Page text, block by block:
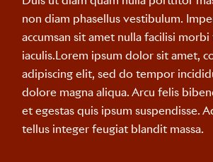
non diam phasellus vestibulum.
accumsan sit amet nulla facilisi
iaculis.Lorem ipsum dolor sit amet,
adipiscing elit, sed do tempor
dolore magna aliqua. Arcu felis
et egestas quis ipsum suspendisse.
tellus integer feugiat blandit massa.